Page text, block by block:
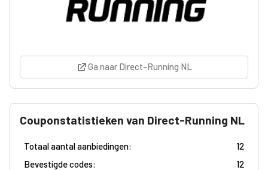
Ga naar Direct-Running NL
Couponstatistieken van Direct-Running NL
Totaal aantal aanbiedingen:
12
Bevestigde codes:
12